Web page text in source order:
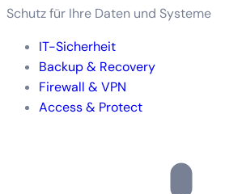
Schutz für Ihre Daten und Systeme
IT-Sicherheit
Backup & Recovery
Firewall & VPN
Access & Protect